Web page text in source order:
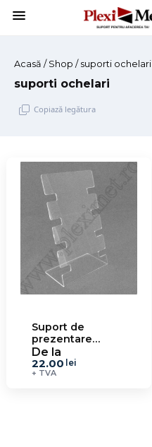
menu
Acasă / Shop / suporti ochelari
suporti ochelari
Copiază legătura
conținut
Suport de
prezentare
ochelari L SPO 9.1
De la
22.00 lei
+ TVA